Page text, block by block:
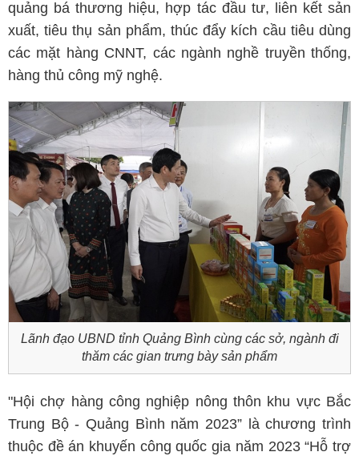
quảng bá thương hiệu, hợp tác đầu tư, liên kết sản
xuất, tiêu thụ sản phẩm, thúc đẩy kích cầu tiêu dùng
các mặt hàng CNNT, các ngành nghề truyền thống,
hàng thủ công mỹ nghệ.
Lãnh đạo UBND tỉnh Quảng Bình cùng các sở, ngành đi
thăm các gian trưng bày sản phẩm
"Hội chợ hàng công nghiệp nông thôn khu vực Bắc
Trung Bộ - Quảng Bình năm 2023” là chương trình
thuộc đề án khuyến công quốc gia năm 2023 “Hỗ trợ